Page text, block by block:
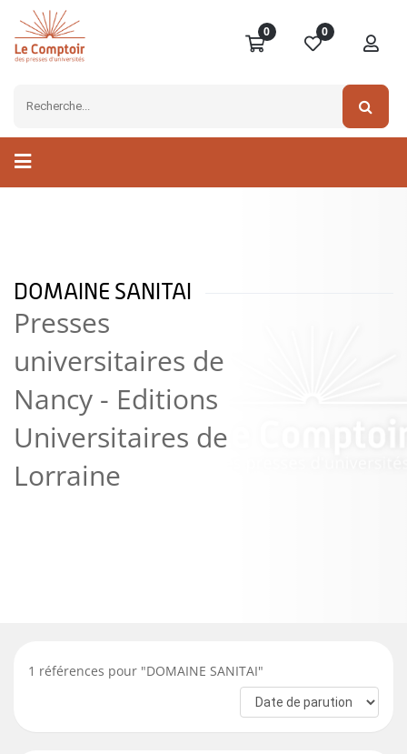
0 0
DOMAINE SANITAI
Presses
universitaires de
Nancy - Editions
Universitaires de
Lorraine
1 références pour "DOMAINE SANITAI"